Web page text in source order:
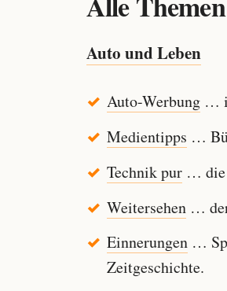
Auto und Leben
Auto-Werbung…
Medientipps …
Technik pur… die
Weitersehen… der
Einnerungen…
Zeitgeschichte.